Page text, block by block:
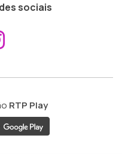
sociais
ao
RTP Play